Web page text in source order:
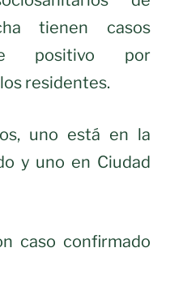
tienen casos
positivo por
residentes.
uno está en la
y uno en Ciudad
caso confirmado